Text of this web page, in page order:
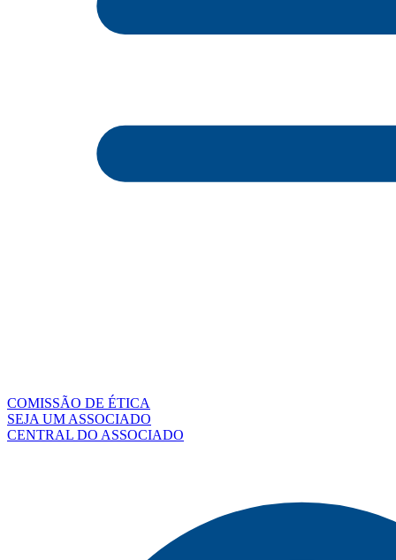
COMISSÃO DE ÉTICA
SEJA UM ASSOCIADO
CENTRAL DO ASSOCIADO